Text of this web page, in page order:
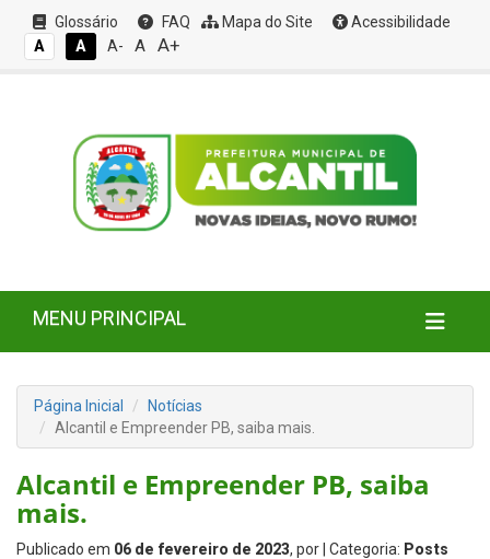
Glossário FAQ Mapa do Site
Acessibilidade
A
A A- A A+
MENU PRINCIPAL
Página Inicial
Notícias
Alcantil e Empreender PB, saiba mais.
Alcantil e Empreender PB, saiba
mais.
Publicado em 06 de fevereiro de 2023, por | Categoria: Posts